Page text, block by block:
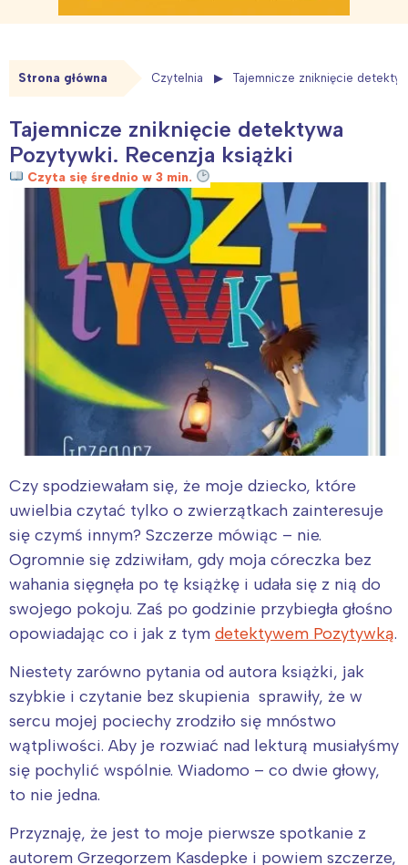
Strona główna Czytelnia Tajemnicze zniknięcie
Tajemnicze zniknięcie detektywa
Pozytywki. Recenzja książki
Czyta się średnio w 3 min.
Czy spodziewałam się, że moje dziecko, które
uwielbia czytać tylko o zwierzątkach zainteresuje
się czymś innym? Szczerze mówiąc – nie.
Ogromnie się zdziwiłam, gdy moja córeczka bez
wahania sięgnęła po tę książkę i udała się z nią do
swojego pokoju. Zaś po godzinie przybiegła głośno
opowiadając co i jak z tym detektywem Pozytywką.
Niestety zarówno pytania od autora książki, jak
szybkie i czytanie bez skupienia sprawiły, że w
sercu mojej pociechy zrodziło się mnóstwo
wątpliwości. Aby je rozwiać nad lekturą musiałyśmy
się pochylić wspólnie. Wiadomo – co dwie głowy,
to nie jedna.
Przyznaję, że jest to moje pierwsze spotkanie z
autorem Grzegorzem Kasdepke i powiem szczerze,